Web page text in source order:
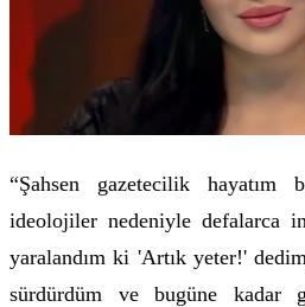
“Şahsen gazetecilik
ideolojiler nedeniyle defalarca
yaralandım ki 'Artık yeter!'
sürdürdüm ve bugüne kadar